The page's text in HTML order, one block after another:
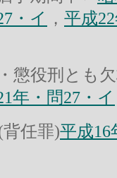
・イ ， 平成
懲役刑とも
年・問27・イ
背任罪)平成16